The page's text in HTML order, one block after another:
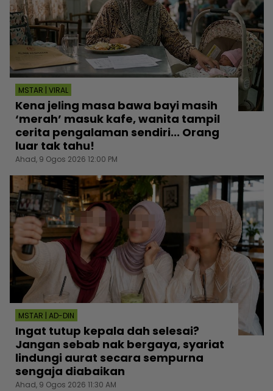
MSTAR | VIRAL
Kena jeling masa bawa bayi masih
‘merah’ masuk kafe, wanita tampil
cerita pengalaman sendiri... Orang
luar tak tahu!
Ahad, 9 Ogos 2026 12:00 PM
MSTAR | AD-DIN
Ingat tutup kepala dah selesai?
Jangan sebab nak bergaya, syariat
lindungi aurat secara sempurna
sengaja diabaikan
Ahad, 9 Ogos 2026 11:30 AM